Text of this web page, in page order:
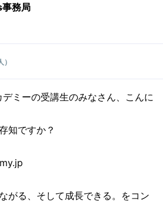
務局
ミーの受講生のみなさん、こんに
知ですか？
がる、そして成長できる。をコン